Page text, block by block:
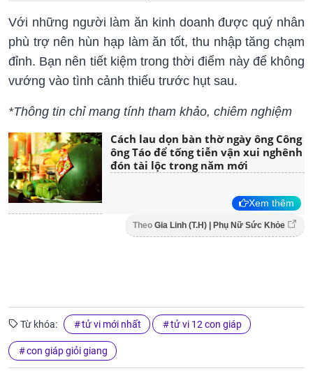
Với những người làm ăn kinh doanh được quý nhân
phù trợ nên hùn hạp làm ăn tốt, thu nhập tăng chạm
đỉnh. Bạn nên tiết kiệm trong thời điểm này để không
vướng vào tình cảnh thiếu trước hụt sau.
*Thông tin chỉ mang tính tham khảo, chiêm nghiệm
Cách lau dọn bàn thờ ngày ông Công
ông Táo để tống tiễn vận xui nghênh
đón tài lộc trong năm mới
Xem thêm
Theo Gia Linh (T.H) | Phụ Nữ Sức Khỏe
Từ khóa: tử vi mới nhất tử vi 12 con giáp
con giáp giỏi giang